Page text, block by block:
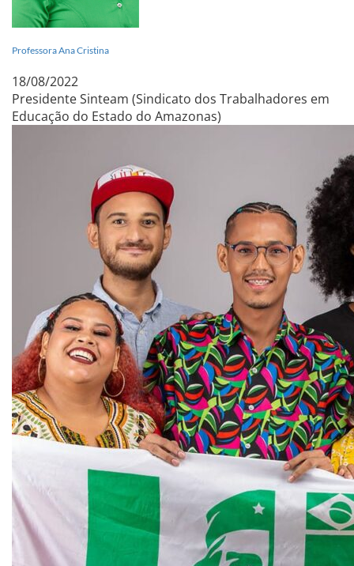
Professora Ana Cristina
18/08/2022
Presidente Sinteam (Sindicato dos Trabalhadores em
Educação do Estado do Amazonas)